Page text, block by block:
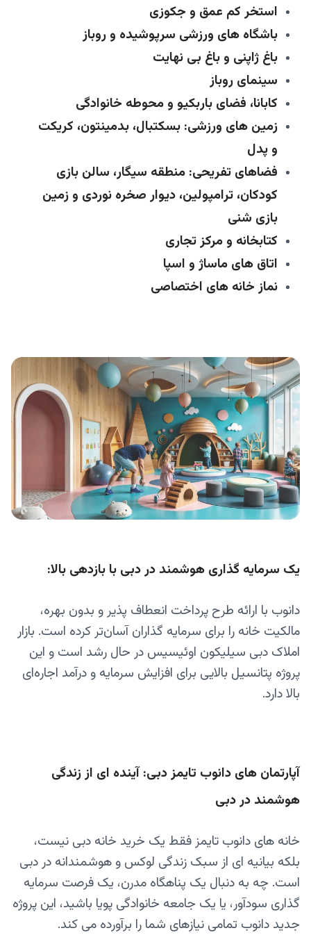
استخر کم‌ عمق و جکوزی
باشگاه‌ های ورزشی سرپوشیده و روباز
باغ ژاپنی و باغ بی‌ نهایت
سینمای روباز
کابانا، فضای باربکیو و محوطه خانوادگی
زمین‌ های ورزشی: بسکتبال، بدمینتون، کریکت
و پدل
فضاهای تفریحی: منطقه سیگار، سالن بازی
کودکان، ترامپولین، دیوار صخره‌ نوردی و زمین
بازی شنی
کتابخانه و مرکز تجاری
اتاق‌ های ماساژ و اسپا
نماز خانه‌ های اختصاصی
یک سرمایه‌ گذاری هوشمند در دبی با بازدهی بالا:
دانوب با ارائه طرح پرداخت انعطاف‌ پذیر و بدون بهره،
مالکیت خانه را برای سرمایه‌ گذاران آسان‌تر کرده است. بازار
املاک دبی سیلیکون اوئیسیس در حال رشد است و این
پروژه پتانسیل بالایی برای افزایش سرمایه و درآمد اجاره‌ای
بالا دارد.
آپارتمان های دانوب تایمز دبی: آینده‌ ای از زندگی
هوشمند در دبی
خانه های دانوب تایمز فقط یک خرید خانه دبی نیست،
بلکه بیانیه‌ ای از سبک زندگی لوکس و هوشمندانه در دبی
است. چه به دنبال یک پناهگاه مدرن، یک فرصت سرمایه‌
گذاری سودآور، یا یک جامعه خانوادگی پویا باشید، این پروژه
جدید دانوب تمامی نیازهای شما را برآورده می‌ کند.